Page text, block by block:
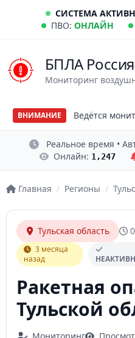
СИСТЕМА
ПВО: ОНЛАЙН
БПЛА Россия
Мониторинг
ВНИМАНИЕ Ведётся
Реальное время •
Онлайн: 1,247
Главная / Регионы /
Тульская область
3 месяца
назад
Ракетная
Тульской